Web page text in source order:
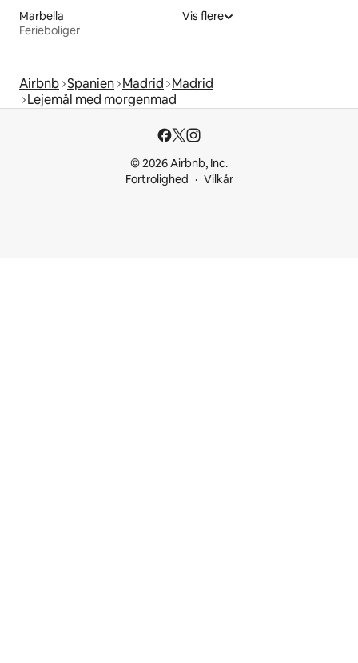
Marbella
Ferieboliger
Vis flere
Airbnb Spanien Madrid Madrid
Lejemål med morgenmad
© 2026 Airbnb, Inc.
Fortrolighed
Vilkår